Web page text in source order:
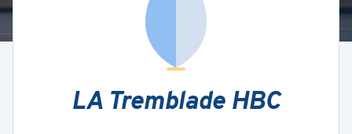
LA Tremblade HBC